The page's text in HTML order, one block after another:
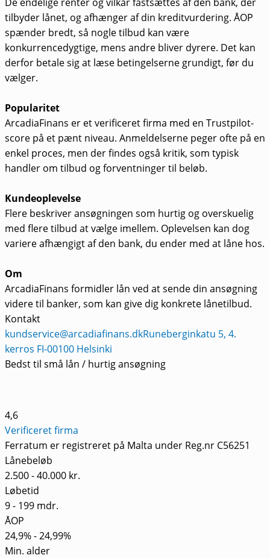
tilbyder lånet, og afhænger af din kreditvurdering. ÅOP
spænder bredt, så nogle tilbud kan være
konkurrencedygtige, mens andre bliver dyrere. Det kan
derfor betale sig at læse betingelserne grundigt, før du
vælger.
Popularitet
ArcadiaFinans er et verificeret firma med en Trustpilot-
score på et pænt niveau. Anmeldelserne peger ofte på en
enkel proces, men der findes også kritik, som typisk
handler om tilbud og forventninger til beløb.
Kundeoplevelse
Flere beskriver ansøgningen som hurtig og overskuelig
med flere tilbud at vælge imellem. Oplevelsen kan dog
variere afhængigt af den bank, du ender med at låne hos.
Om
ArcadiaFinans formidler lån ved at sende din ansøgning
videre til banker, som kan give dig konkrete lånetilbud.
Kontakt
kundservice@arcadiafinans.dkRuneberginkatu 5, 4.
kerros FI-00100 Helsinki
Bedst til små lån / hurtig ansøgning
4,6
Verificeret firma
Ferratum er registreret på Malta under Reg.nr C56251
Lånebeløb
2.500 - 40.000 kr.
Løbetid
9 - 199 mdr.
ÅOP
24,9% - 24,99%
Min. alder